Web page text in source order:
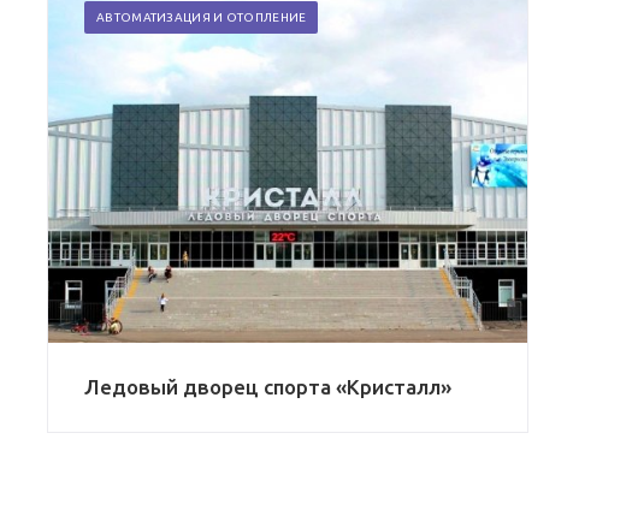
АВТОМАТИЗАЦИЯ И ОТОПЛЕНИЕ
Ледовый дворец спорта «Кристалл»